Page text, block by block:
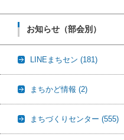
お知らせ（部会別）
LINEまちセン (181)
まちかど情報 (2)
まちづくりセンター (555)